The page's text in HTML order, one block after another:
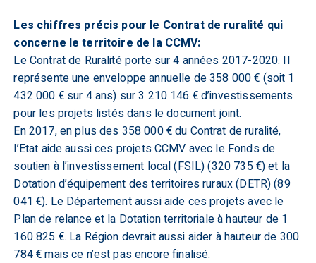
Les chiffres précis pour le Contrat de ruralité qui
concerne le territoire de la CCMV:
Le Contrat de Ruralité porte sur 4 années 2017-2020. Il
représente une enveloppe annuelle de 358 000 € (soit 1
432 000 € sur 4 ans) sur 3 210 146 € d’investissements
pour les projets listés dans le document joint.
En 2017, en plus des 358 000 € du Contrat de ruralité,
l’Etat aide aussi ces projets CCMV avec le Fonds de
soutien à l’investissement local (FSIL) (320 735 €) et la
Dotation d’équipement des territoires ruraux (DETR) (89
041 €). Le Département aussi aide ces projets avec le
Plan de relance et la Dotation territoriale à hauteur de 1
160 825 €. La Région devrait aussi aider à hauteur de 300
784 € mais ce n’est pas encore finalisé.